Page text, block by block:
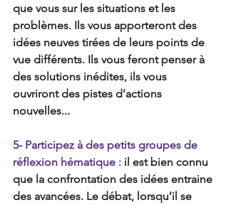
que vous sur les situations et les
problèmes. Ils vous apporteront des
idées neuves tirées de leurs points de
vue différents. Ils vous feront penser à
des solutions inédites, ils vous
ouvriront des pistes d’actions
nouvelles...
5- Participez à des petits groupes de
réflexion hématique : il est bien connu
que la confrontation des idées entraine
des avancées. Le débat, lorsqu’il se